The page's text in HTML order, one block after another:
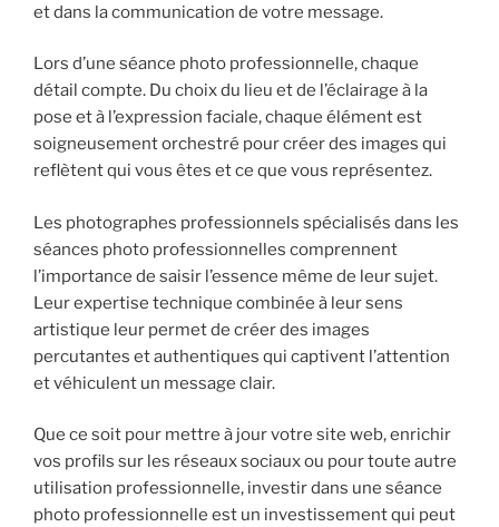
et dans la communication de votre message.
Lors d’une séance photo professionnelle, chaque
détail compte. Du choix du lieu et de l’éclairage à la
pose et à l’expression faciale, chaque élément est
soigneusement orchestré pour créer des images qui
reflètent qui vous êtes et ce que vous représentez.
Les photographes professionnels spécialisés dans les
séances photo professionnelles comprennent
l’importance de saisir l’essence même de leur sujet.
Leur expertise technique combinée à leur sens
artistique leur permet de créer des images
percutantes et authentiques qui captivent l’attention
et véhiculent un message clair.
Que ce soit pour mettre à jour votre site web, enrichir
vos profils sur les réseaux sociaux ou pour toute autre
utilisation professionnelle, investir dans une séance
photo professionnelle est un investissement qui peut